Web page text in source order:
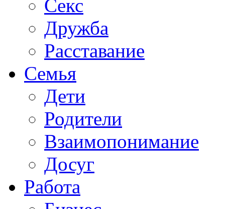
Секс
Дружба
Расставание
Семья
Дети
Родители
Взаимопонимание
Досуг
Работа